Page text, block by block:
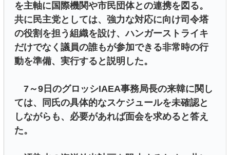
を主軸に国際機関や市民団体との連携を図る。
共に民主党としては、強力な対応に向け司令塔
の役割を担う組織を設け、ハンガーストライキ
だけでなく議員の誰もが参加できる非常時の行
動を準備、実行すると説明した。
7～9日のグロッシIAEA事務局長の来韓に関し
ては、同氏の具体的なスケジュールを未確認と
しながらも、必要があれば面会を求めると答え
た。